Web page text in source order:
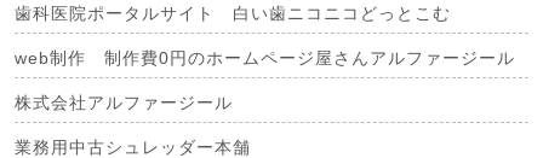
歯科医院ポータルサイト 白い歯ニコニコどっとこむ
web制作 制作費0円のホームページ屋さんアルファージール
株式会社アルファージール
業務用中古シュレッダー本舗